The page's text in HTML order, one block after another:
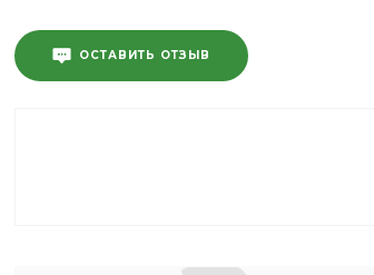
ОСТАВИТЬ ОТЗЫВ